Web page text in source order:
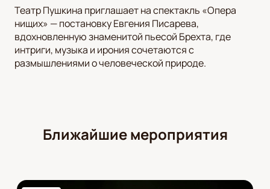
Театр Пушкина приглашает на спектакль «Опера
нищих» — постановку Евгения Писарева,
вдохновленную знаменитой пьесой Брехта, где
интриги, музыка и ирония сочетаются с
размышлениями о человеческой природе.
Ближайшие мероприятия